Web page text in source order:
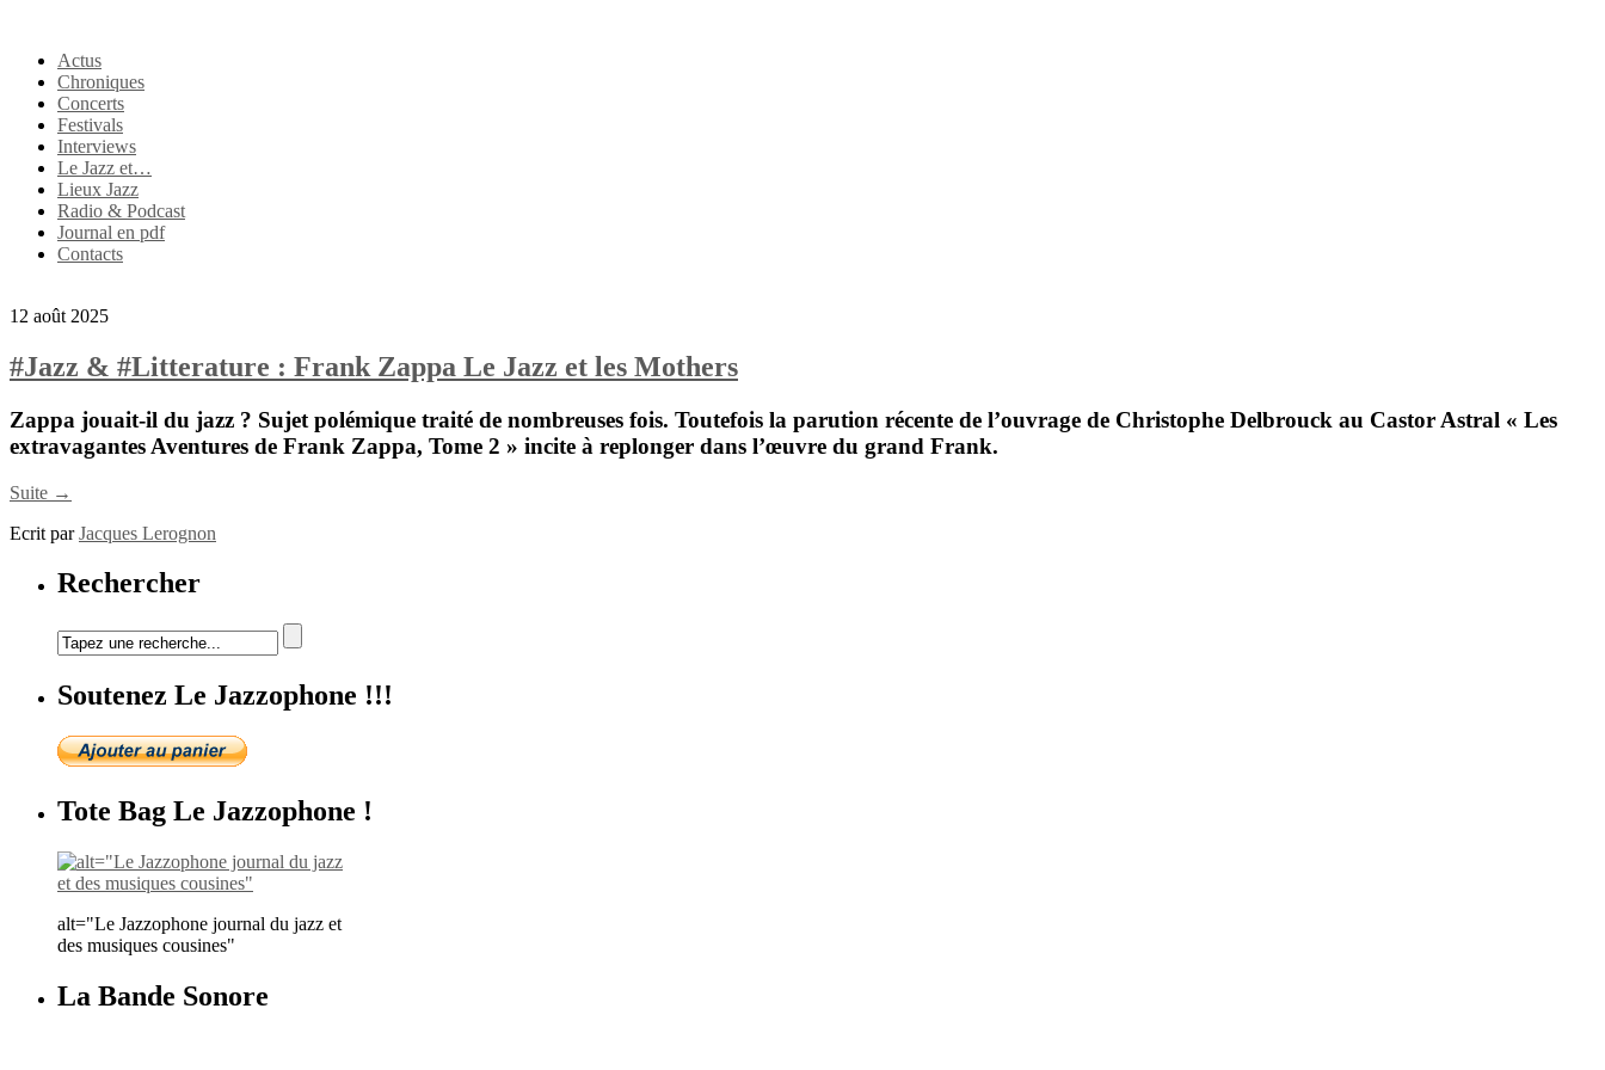
Actus
Chroniques
Concerts
Festivals
Interviews
Le Jazz et…
Lieux Jazz
Radio & Podcast
Journal en pdf
Contacts
12 août 2025
#Jazz & #Litterature : Frank Zappa Le Jazz et les Mothers
Zappa jouait-il du jazz ? Sujet polémique traité de nombreuses fois. Toutefois la parution récente de l’ouvrage de Christophe Delbrouck au Castor Astral « Les
extravagantes Aventures de Frank Zappa, Tome 2 » incite à replonger dans l’œuvre du grand Frank.
Suite →
Ecrit parJacques Lerognon
Rechercher
Soutenez Le Jazzophone !!!
Tote Bag Le Jazzophone !
alt="Le Jazzophone journal du jazz et
des musiques cousines"
La Bande Sonore